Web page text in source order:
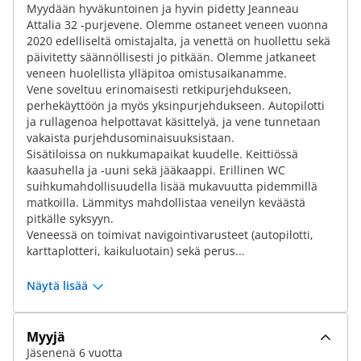
Myydään hyväkuntoinen ja hyvin pidetty Jeanneau
Attalia 32 -purjevene. Olemme ostaneet veneen vuonna
2020 edelliseltä omistajalta, ja venettä on huollettu sekä
päivitetty säännöllisesti jo pitkään. Olemme jatkaneet
veneen huolellista ylläpitoa omistusaikanamme.
Vene soveltuu erinomaisesti retkipurjehdukseen,
perhekäyttöön ja myös yksinpurjehdukseen. Autopilotti
ja rullagenoa helpottavat käsittelyä, ja vene tunnetaan
vakaista purjehdusominaisuuksistaan.
Sisätiloissa on nukkumapaikat kuudelle. Keittiössä
kaasuhella ja -uuni sekä jääkaappi. Erillinen WC
suihkumahdollisuudella lisää mukavuutta pidemmillä
matkoilla. Lämmitys mahdollistaa veneilyn keväästä
pitkälle syksyyn.
Veneessä on toimivat navigointivarusteet (autopilotti,
karttaplotteri, kaikuluotain) sekä perus...
Näytä lisää
Myyjä
Jäsenenä 6 vuotta